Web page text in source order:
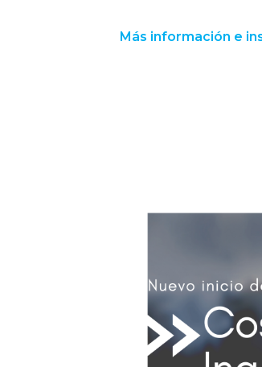
Más información e